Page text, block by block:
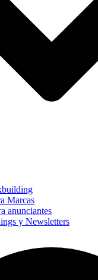
Marcas
anunciantes
y Newsletters